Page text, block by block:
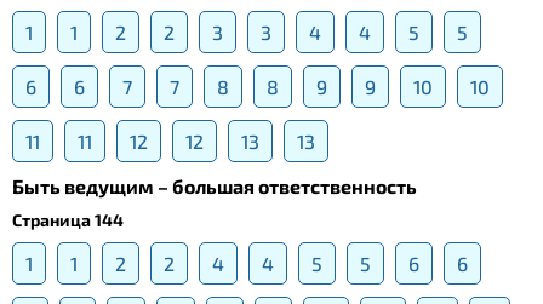
1 1 2 2 3 3 4 4 5 5
6 6 7 7 8 8 9 9 10 10
11 11 12 12 13
13
Быть ведущим – большая ответственность
Страница 144
1 1 2 2 4 4 5 5 6 6